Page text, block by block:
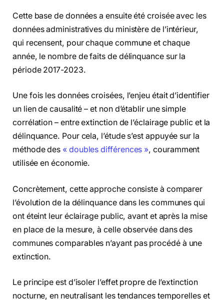
Cette base de données a ensuite été croisée avec les
données administratives du ministère de l’intérieur,
qui recensent, pour chaque commune et chaque
année, le nombre de faits de délinquance sur la
période 2017-2023.
Une fois les données croisées, l’enjeu était d’identifier
un lien de causalité – et non d’établir une simple
corrélation – entre extinction de l’éclairage public et la
délinquance. Pour cela, l’étude s’est appuyée sur la
méthode des « doubles différences », couramment
utilisée en économie.
Concrètement, cette approche consiste à comparer
l’évolution de la délinquance dans les communes qui
ont éteint leur éclairage public, avant et après la mise
en place de la mesure, à celle observée dans des
communes comparables n’ayant pas procédé à une
extinction.
Le principe est d’isoler l’effet propre de l’extinction
nocturne, en neutralisant les tendances temporelles et